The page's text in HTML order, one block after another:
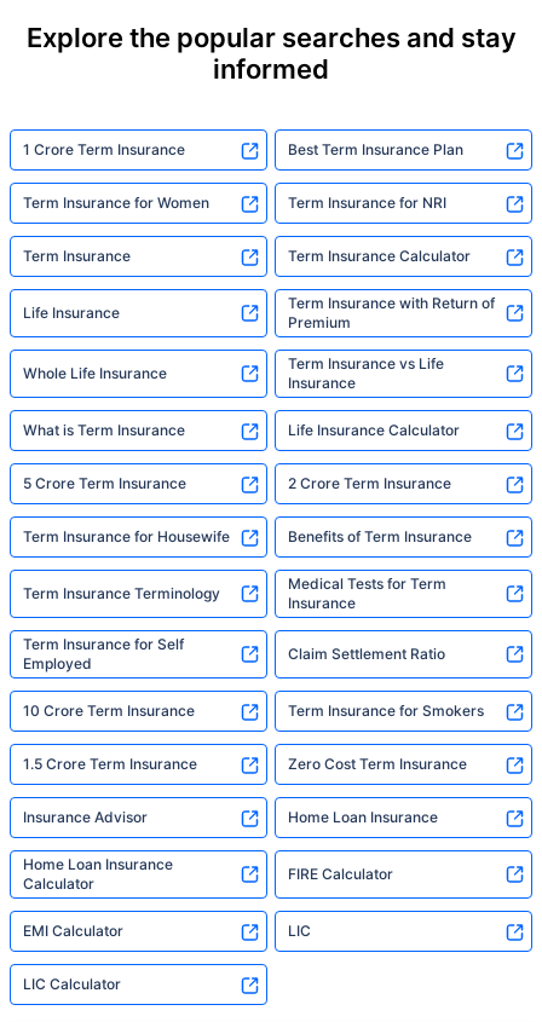
Explore the popular searches and stay
informed
1 Crore Term Insurance Best Term Insurance Plan
Term Insurance for Women Term Insurance for NRI
Term Insurance Term Insurance Calculator
Life Insurance
Term Insurance with Return of
Premium
Whole Life Insurance
Term Insurance vs Life
Insurance
What is Term Insurance Life Insurance Calculator
5 Crore Term Insurance 2 Crore Term Insurance
Term Insurance for Housewife Benefits of Term Insurance
Term Insurance Terminology
Medical Tests for Term
Insurance
Term Insurance for Self
Employed
Claim Settlement Ratio
10 Crore Term Insurance Term Insurance for Smokers
1.5 Crore Term Insurance Zero Cost Term Insurance
Insurance Advisor Home Loan Insurance
Home Loan Insurance
Calculator
FIRE Calculator
EMI Calculator LIC
LIC Calculator
योग्य योजना निवडा
महिना, 1 कोटीच्या टर्म लाइफ विम्यासाठी सुरुवातीची किंमत आहे — धूम्रपान न करणाऱ्या, कोणतेही पूर्व-विद्यमान आजार नसलेल्या
व्यक्तीसाठी, 56 वर्षे वयापर्यंत कव्हर।